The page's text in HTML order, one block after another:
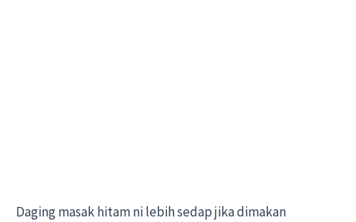
Daging masak hitam ni lebih sedap jika dimakan